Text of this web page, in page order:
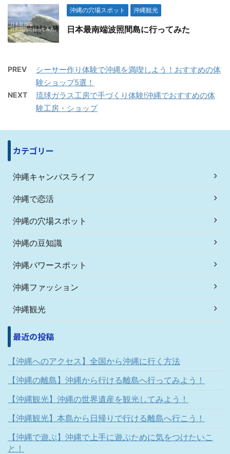
沖縄の穴場スポット 沖縄観光
日本最南端波照間島に行ってみた
PREV
シーサー作り体験で沖縄を満喫しよう！おすすめの体
験ショップ5選！
NEXT
琉球ガラス工房で手づくり体験!沖縄でおすすめの体
験工房・ショップ
カテゴリー
沖縄キャンパスライフ
沖縄で恋活
沖縄の穴場スポット
沖縄の豆知識
沖縄パワースポット
沖縄ファッション
沖縄観光
最近の投稿
【沖縄へのアクセス】全国から沖縄に行く方法
【沖縄の離島】沖縄から行ける離島へ行ってみよう！
【沖縄観光】沖縄の世界遺産を観光してみよう！
【沖縄観光】本島から日帰りで行ける離島へ行こう！
【沖縄で遊ぶ】沖縄で上手に遊ぶために気をつけたいこ
と！